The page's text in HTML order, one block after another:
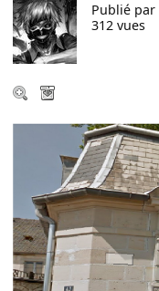
Publié par
312 vues